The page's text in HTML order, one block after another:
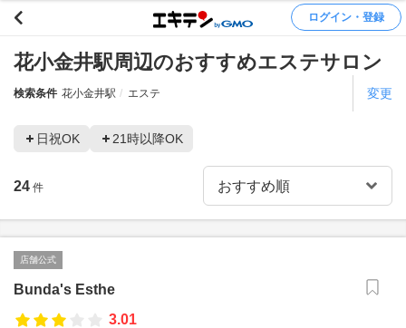
ログイン・登録
花小金井駅周辺のおすすめエステサロン
検索条件 花小金井駅 エステ 変更
日祝OK 21時以降OK
24 件
店舗公式
Bunda's Esthe
3.01